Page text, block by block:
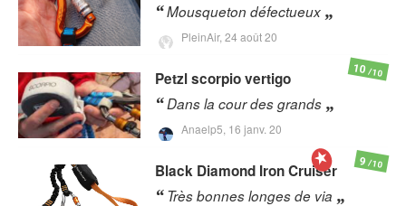
Mousqueton défectueux
PleinAir, 24 août 20
Petzlscorpio vertigo
Dans la cour des grands
Anaelp5, 16 janv. 20
10/10
Black Diamond Iron Cruiser
Très bonnes longes de via
9/10